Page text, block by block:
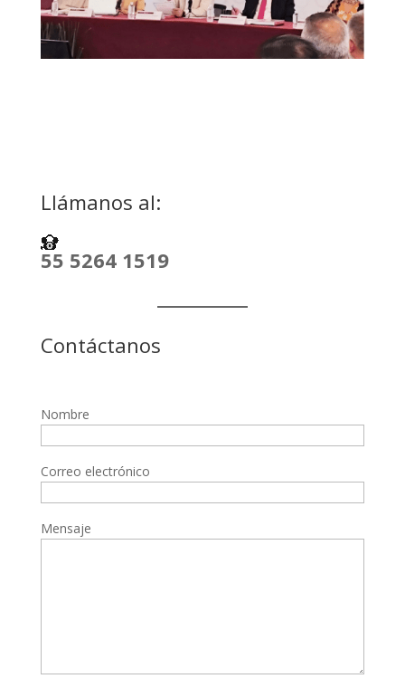
Llámanos al:
55 5264 1519
Contáctanos
Nombre
Correo electrónico
Mensaje